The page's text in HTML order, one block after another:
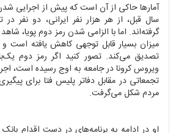
آمارها حاکی از آن است که پیش از اجرایی
سال قبل، از هر هزار نفر ایرانی، دو نفر در
گرفته‌اند. اما با الزامی شدن رمز دوم پویا،
میزان بسیار قابل توجهی کاهش یافته است و
تصدیق می‌کند. تصور کنید اگر رمز دوم
ویروس کرونا در جامعه به اوج رسیده است،
تجمعاتی در مقابل دفاتر پلیس فتا برای
مردم شکل می‌گرفت.
او در ادامه به برنامه‌های در دست اقدام